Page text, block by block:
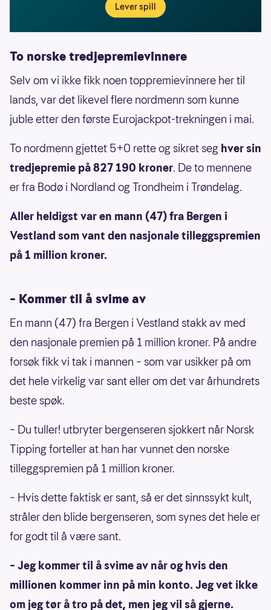
Lever spill
To norske tredjepremievinnere
Selv om vi ikke fikk noen toppremievinnere her til
lands, var det likevel flere nordmenn som kunne
juble etter den første Eurojackpot-trekningen i mai.
To nordmenn gjettet 5+0 rette og sikret seg hver sin
tredjepremie på 827 190 kroner. De to mennene
er fra Bodø i Nordland og Trondheim i Trøndelag.
Aller heldigst var en mann (47) fra Bergen i
Vestland som vant den nasjonale tilleggspremien
på 1 million kroner.
– Kommer til å svime av
En mann (47) fra Bergen i Vestland stakk av med
den nasjonale premien på 1 million kroner. På andre
forsøk fikk vi tak i mannen – som var usikker på om
det hele virkelig var sant eller om det var århundrets
beste spøk.
– Du tuller! utbryter bergenseren sjokkert når Norsk
Tipping forteller at han har vunnet den norske
tilleggspremien på 1 million kroner.
– Hvis dette faktisk er sant, så er det sinnssykt kult,
stråler den blide bergenseren, som synes det hele er
for godt til å være sant.
– Jeg kommer til å svime av når og hvis den
millionen kommer inn på min konto. Jeg vet ikke
om jeg tør å tro på det, men jeg vil så gjerne.